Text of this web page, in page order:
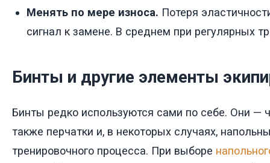
Менять по мере износа. Потеря
сигнал к замене. В среднем при регулярных
Бинты и другие элементы
Бинты редко используются сами по себе. Они —
также перчатки и, в некоторых случаях,
тренировочного процесса. При выборе